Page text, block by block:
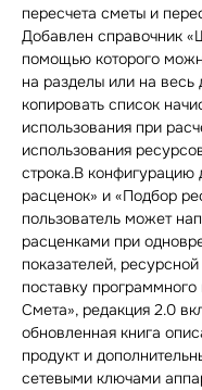
пересчета сметы и
Добавлен справочник
помощью которого
на разделы или на
копировать список
использования при
использования
строка.В конфигурацию
расценок» и «Подбор
пользователь может
расценками при
показателей,
поставку
Смета», редакция 2.0
обновленная книга
продукт и
сетевыми ключами